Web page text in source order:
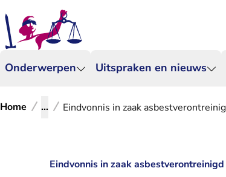
Onderwerpen Uitspraken en nieuws
Home ... Eindvonnis in zaak
Eindvonnis in zaak